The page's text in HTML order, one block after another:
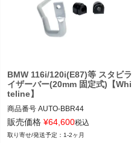
BMW 116i/120i(E87)等 スタビラ
イザーバー(20mm 固定式)【Whi
teline】
商品番号 AUTO-BBR44
BBR44
販売価格 ¥64,600税込
1-2ヶ月